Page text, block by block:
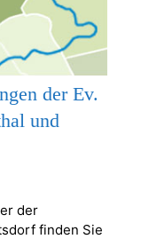
der Ev.
und
der
finden Sie